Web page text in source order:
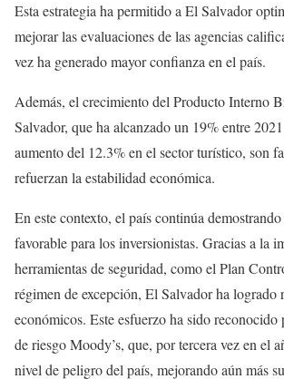
Esta estrategia ha permitido a El Salvador
mejorar las evaluaciones de las agencias
vez ha generado mayor confianza en el país.
Además, el crecimiento del Producto Interno
Salvador, que ha alcanzado un 19% entre
aumento del 12.3% en el sector turístico, son
refuerzan la estabilidad económica.
En este contexto, el país continúa
favorable para los inversionistas. Gracias a la
herramientas de seguridad, como el Plan
régimen de excepción, El Salvador ha logrado
económicos. Este esfuerzo ha sido
de riesgo Moody’s, que, por tercera vez en el
nivel de peligro del país, mejorando aún más